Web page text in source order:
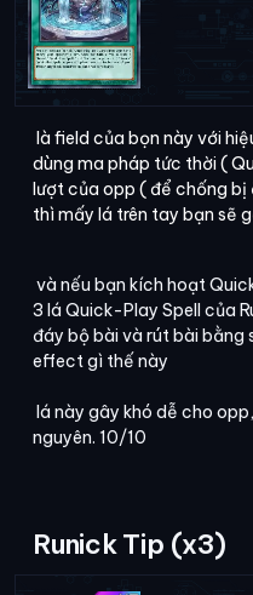
là field của bọn này với
dùng ma pháp tức thời (
lượt của opp ( để chống bị
thì mấy lá trên tay bạn sẽ
và nếu bạn kích hoạt
3 lá Quick-Play Spell của
đáy bộ bài và rút bài
effect gì thế này
lá này gây khó dễ cho
nguyên. 10/10
Runick Tip (x3)